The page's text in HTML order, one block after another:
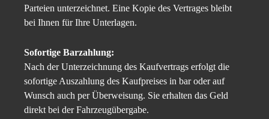
Parteien unterzeichnet. Eine Kopie des Vertrages bleibt
bei Ihnen für Ihre Unterlagen.
Sofortige Barzahlung:
Nach der Unterzeichnung des Kaufvertrags erfolgt die
sofortige Auszahlung des Kaufpreises in bar oder auf
Wunsch auch per Überweisung. Sie erhalten das Geld
direkt bei der Fahrzeugübergabe.